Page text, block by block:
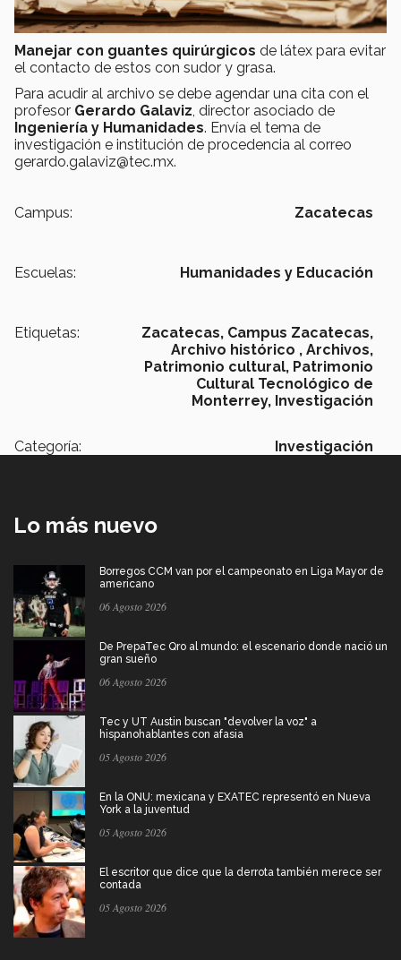
Manejar con guantes quirúrgicos de látex para evitar
el contacto de estos con sudor y grasa.
Para acudir al archivo se debe agendar una cita con el
profesor Gerardo Galaviz, director asociado de
Ingeniería y Humanidades. Envía el tema de
investigación e institución de procedencia al correo
gerardo.galaviz@tec.mx.
Campus: Zacatecas
Escuelas: Humanidades y Educación
Etiquetas: Zacatecas, Campus Zacatecas,
Archivo histórico , Archivos,
Patrimonio cultural, Patrimonio
Cultural Tecnológico de
Monterrey, Investigación
Categoría: Investigación
Lo más nuevo
Borregos CCM van por el campeonato en Liga Mayor de
americano
06 Agosto 2026
De PrepaTec Qro al mundo: el escenario donde nació un
gran sueño
06 Agosto 2026
Tec y UT Austin buscan "devolver la voz" a
hispanohablantes con afasia
05 Agosto 2026
En la ONU: mexicana y EXATEC representó en Nueva
York a la juventud
05 Agosto 2026
El escritor que dice que la derrota también merece ser
contada
05 Agosto 2026